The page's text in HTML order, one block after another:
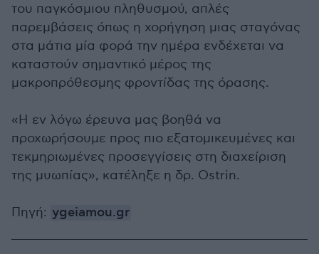
του παγκόσμιου πληθυσμού, απλές
παρεμβάσεις όπως η χορήγηση μιας σταγόνας
στα μάτια μία φορά την ημέρα ενδέχεται να
καταστούν σημαντικό μέρος της
μακροπρόθεσμης φροντίδας της όρασης.
«Η εν λόγω έρευνα μας βοηθά να
προχωρήσουμε προς πιο εξατομικευμένες και
τεκμηριωμένες προσεγγίσεις στη διαχείριση
της μυωπίας», κατέληξε η δρ. Ostrin.
Πηγή: ygeiamou.gr